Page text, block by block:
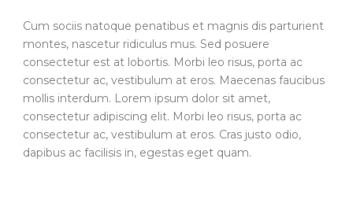
Cum sociis natoque penatibus et magnis dis parturient
montes, nascetur ridiculus mus. Sed posuere
consectetur est at lobortis. Morbi leo risus, porta ac
consectetur ac, vestibulum at eros. Maecenas faucibus
mollis interdum. Lorem ipsum dolor sit amet,
consectetur adipiscing elit. Morbi leo risus, porta ac
consectetur ac, vestibulum at eros. Cras justo odio,
dapibus ac facilisis in, egestas eget quam.